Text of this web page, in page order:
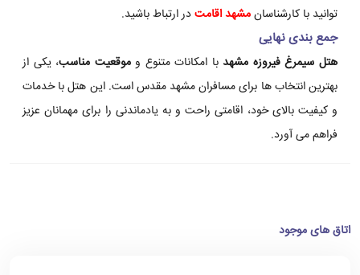
توانید با کارشناسانمشهد اقامتدر ارتباط باشید.
جمع بندی نهایی
هتل سیمرغ فیروزه مشهدبا امکانات متنوع وموقعیت مناسب، یکی از
بهترین انتخاب ها برای مسافران مشهد مقدس است. این هتل با خدمات
و کیفیت بالای خود، اقامتی راحت و به یادماندنی را برای مهمانان عزیز
فراهم می آورد.
اتاق های موجود